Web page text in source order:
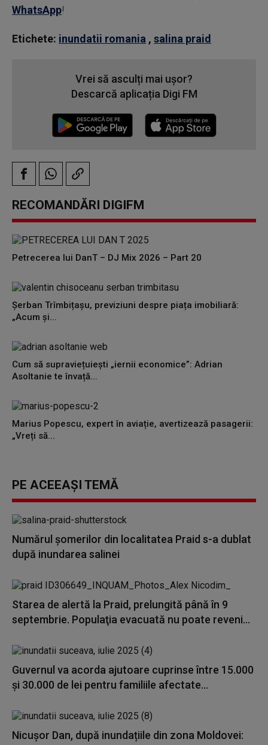
WhatsApp!
Etichete: inundatii romania , salina praid
Vrei să asculți mai ușor?
Descarcă aplicația Digi FM
RECOMANDĂRI DIGIFM
Petrecerea lui DanT – DJ Mix 2026 – Part 20
Șerban Trîmbițașu, previziuni despre piața imobiliară:
„Acum și...
Cum să supraviețuiești „iernii economice”: Adrian
Asoltanie te învață...
Marius Popescu, expert în aviație, avertizează pasagerii:
„Vreți să...
PE ACEEAȘI TEMĂ
Numărul șomerilor din localitatea Praid s-a dublat
după inundarea salinei
Starea de alertă la Praid, prelungită până în 9
septembrie. Populaţia evacuată nu poate reveni...
Guvernul va acorda ajutoare cuprinse între 15.000
și 30.000 de lei pentru familiile afectate...
Nicușor Dan, după inundațiile din zona Moldovei: